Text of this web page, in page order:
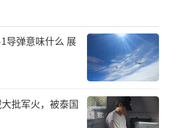
导弹意味什么 展
批军火，被泰国